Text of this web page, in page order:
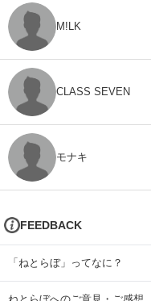
M!LK
CLASS SEVEN
モナキ
FEEDBACK
「ねとらぼ」ってなに？